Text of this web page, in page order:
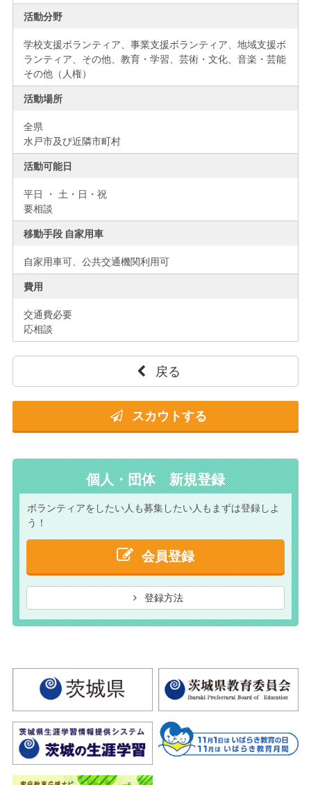
活動分野
学校支援ボランティア、事業支援ボランティア、地域支援ボ
ランティア、その他、教育・学習、芸術・文化、音楽・芸能
その他（人権）
活動場所
全県
水戸市及び近隣市町村
活動可能日
平日 ・ 土・日・祝
要相談
移動手段 自家用車
自家用車可、公共交通機関利用可
費用
交通費必要
応相談
戻る
スカウトする
個人・団体 新規登録
ボランティアをしたい人も募集したい人もまずは登録しよ
う！
会員登録
登録方法